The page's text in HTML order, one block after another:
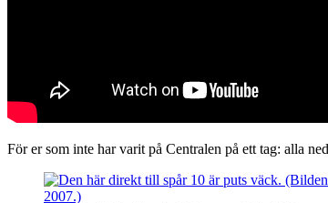
För er som inte har varit på Centralen på ett tag: alla